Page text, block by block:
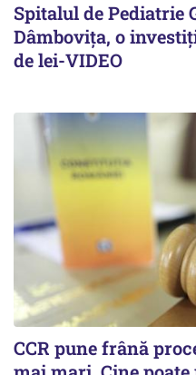
Spitalul de Pediatrie
Dâmbovița, o
de lei-VIDEO
CCR pune frână